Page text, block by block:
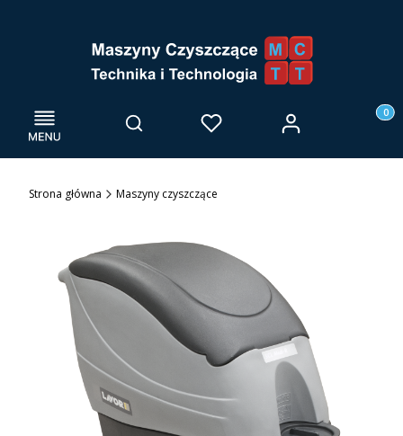
Menu Otwórz wyszukiwarkę
Szukaj Ulubione Zaloguj się
Strona główna Maszyny czyszczące